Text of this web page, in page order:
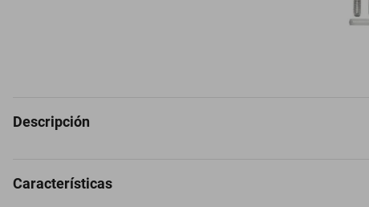
Descripción
Volante Universal 13 In Peugeot 3008 2011-2025 - Plata
Características